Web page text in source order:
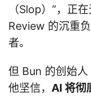
（Slop）”，正
Review 的沉重
者。
但 Bun 的创始人
他坚信， AI 将彻